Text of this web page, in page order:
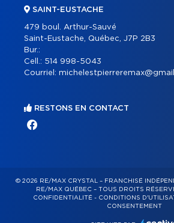
SAINT-EUSTACHE
479 boul. Arthur-Sauvé
Saint-Eustache, Québec, J7P 2B3
Bur.:
Cell.: 514 998-5043
Courriel:
RESTONS EN CONTACT
© 2026 RE/MAX CRYSTAL – FRANCHISÉ
RE/MAX QUÉBEC – TOUS DROITS
CONFIDENTIALITÉ- CONDITIONS
CONSENTEMENT